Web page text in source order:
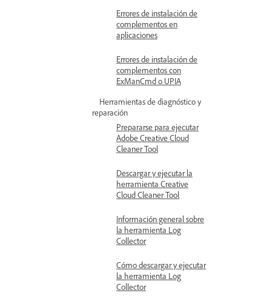
Errores de instalación de
complementos en
aplicaciones
Errores de instalación de
complementos con
ExManCmd o UPIA
Herramientas de diagnóstico y
reparación
Prepararse para ejecutar
Adobe Creative Cloud
Cleaner Tool
Descargar y ejecutar la
herramienta Creative
Cloud Cleaner Tool
Información general sobre
la herramienta Log
Collector
Cómo descargar y ejecutar
la herramienta Log
Collector